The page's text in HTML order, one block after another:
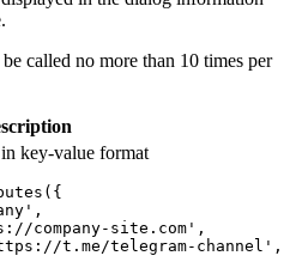
called no more than 10 times per
key-value format
company-site.com',
t.me/telegram-channel',